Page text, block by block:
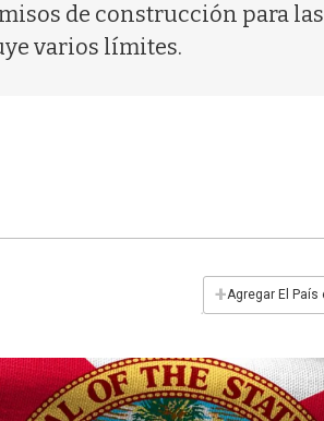
de construcción para
varios límites.
+Agregar El País